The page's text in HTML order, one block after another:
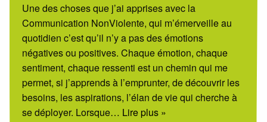
Une des choses que j’ai apprises avec la
Communication NonViolente, qui m’émerveille au
quotidien c’est qu’il n’y a pas des émotions
négatives ou positives. Chaque émotion, chaque
sentiment, chaque ressenti est un chemin qui me
permet, si j’apprends à l’emprunter, de découvrir les
besoins, les aspirations, l’élan de vie qui cherche à
se déployer. Lorsque… Lire plus »